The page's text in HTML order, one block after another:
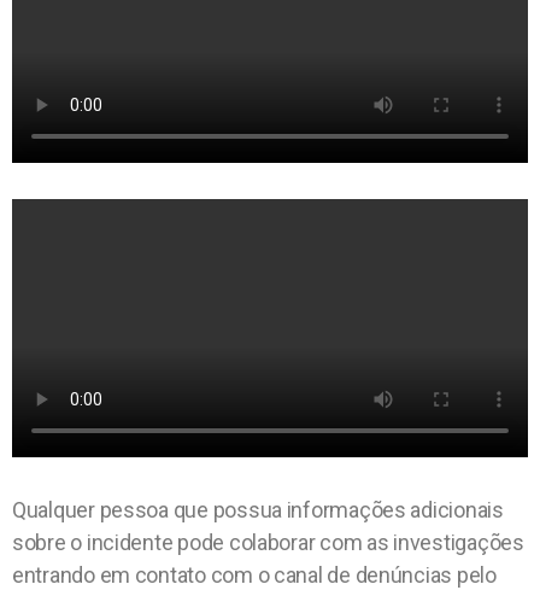
Qualquer pessoa que possua informações adicionais
sobre o incidente pode colaborar com as investigações
entrando em contato com o canal de denúncias pelo